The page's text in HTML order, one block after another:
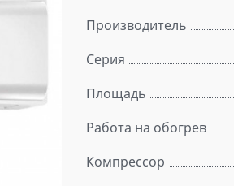
Производитель
Серия
Площадь
Работа на обогрев
Компрессор